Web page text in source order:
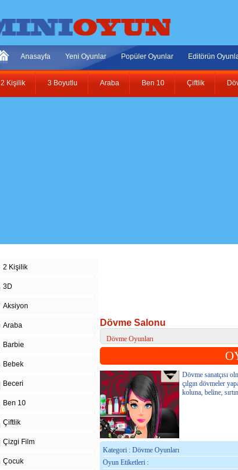
Anasayfa Yeni Oyunlar Popüler Oyunlar Editörün
2 Kişilik 3 Boyutlu Araba Ben 10 Çiftlik
2 Kişilik
3D
Aksiyon
Araba
Barbie
Bebek
Beceri
Ben 10
Çiftlik
Çizgi Film
Çocuk
Dövme Salonu
Dövme Oyunları
Dövme sanatçısı
çılgın dövmeler
koluna, beline,
Kategori : Dövme Oyunları
Oyun Etiketleri :